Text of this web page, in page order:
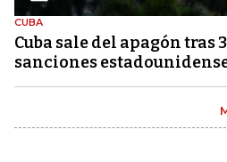
CUBA
Cuba sale del apagón tras
sanciones